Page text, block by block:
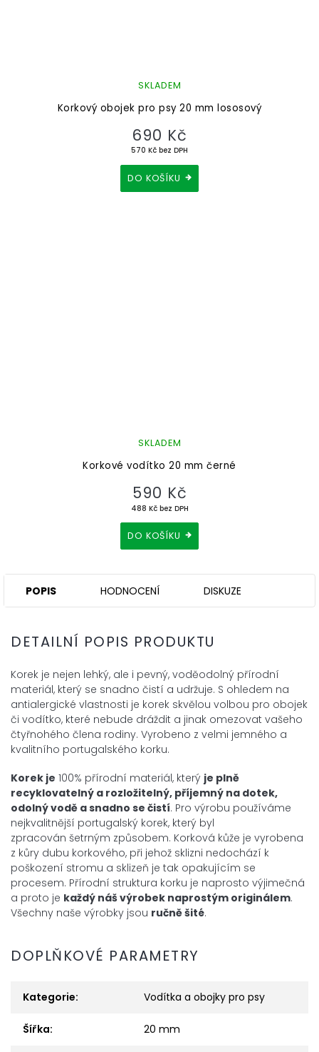
Korkový obojek pro psy 20 mm lososový
SKLADEM
570 Kč bez DPH
690 Kč
DO KOŠÍKU
Korkové vodítko 20 mm černé
SKLADEM
488 Kč bez DPH
590 Kč
DO KOŠÍKU
POPIS HODNOCENÍ DISKUZE
DETAILNÍ POPIS PRODUKTU
Korek je nejen lehký, ale i pevný, voděodolný přírodní
materiál, který se snadno čistí a udržuje. S ohledem na
antialergické vlastnosti je korek skvělou volbou pro obojek
či vodítko, které nebude dráždit a jinak omezovat vašeho
čtyřnohého člena rodiny. Vyrobeno z velmi jemného a
kvalitního portugalského korku.
Korek je 100% přírodní materiál, který je plně
recyklovatelný a rozložitelný, příjemný na dotek,
odolný vodě a snadno se čistí. Pro výrobu používáme
nejkvalitnější portugalský korek, který byl
zpracován šetrným způsobem. Korková kůže je vyrobena
z kůry dubu korkového, při jehož sklizni nedochází k
poškození stromu a sklizeň je tak opakujícím se
procesem. Přírodní struktura korku je naprosto výjimečná
a proto je každý náš výrobek naprostým originálem.
Všechny naše výrobky jsou ručně šité.
DOPLŇKOVÉ PARAMETRY
Kategorie: Vodítka a obojky pro psy
Šířka: 20 mm